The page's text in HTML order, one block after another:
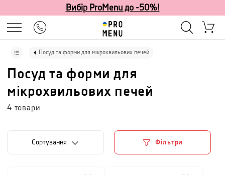
Вибір ProMenu до -50%!
Посуд та форми для мікрохвильових печей
Посуд та форми для
мікрохвильових печей
4 товари
Сортування Фільтри